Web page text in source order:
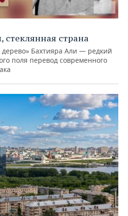
стеклянная страна
дерево» Бахтияра Али — редкий
поля перевод современного